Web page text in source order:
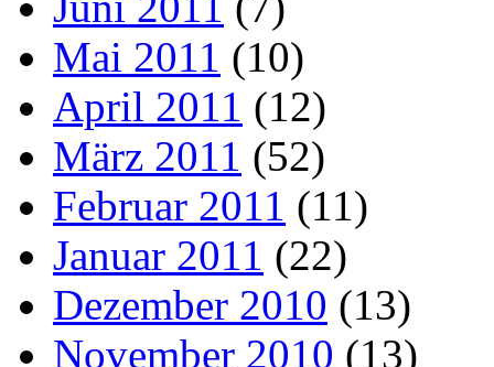
Mai 2011 (10)
April 2011 (12)
März 2011 (52)
Februar 2011 (11)
Januar 2011 (22)
Dezember 2010 (13)
November 2010 (13)